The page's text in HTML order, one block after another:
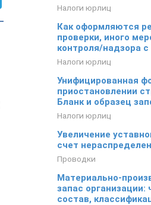
Налоги юрлиц
Как оформляются
проверки, иного
контроля/надзора с
Налоги юрлиц
Унифицированная
приостановлении
Бланк и образец
Налоги юрлиц
Увеличение
счет
Проводки
Материально-
запас организации:
состав,